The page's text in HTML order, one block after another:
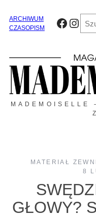
treściARCHIWUM
CZASOPISM
MADEMOISELLE
MATERIAŁ
8
GŁOWY?